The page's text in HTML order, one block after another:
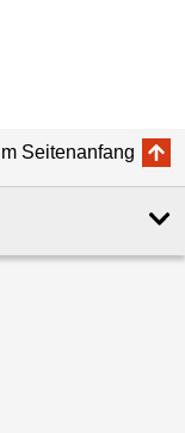
Seitenanfang